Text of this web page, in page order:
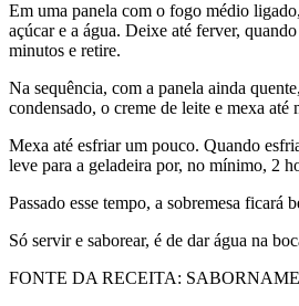
Em uma panela com o fogo médio
açúcar e a água. Deixe até ferver,
minutos e retire.
Na sequência, com a panela ainda
condensado, o creme de leite e mexa até
Mexa até esfriar um pouco. Quando
leve para a geladeira por, no mínimo, 2
Passado esse tempo, a sobremesa ficará
Só servir e saborear, é de dar água na
FONTE DA RECEITA: